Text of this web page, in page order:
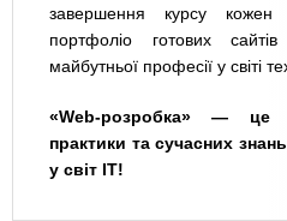
завершення курсу
портфоліо готових
майбутньої професії у світі
«Web-розробка» — це
практики та сучасних
у світ IT!